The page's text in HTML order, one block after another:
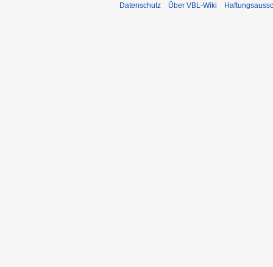
Datenschutz Über VBL-Wiki